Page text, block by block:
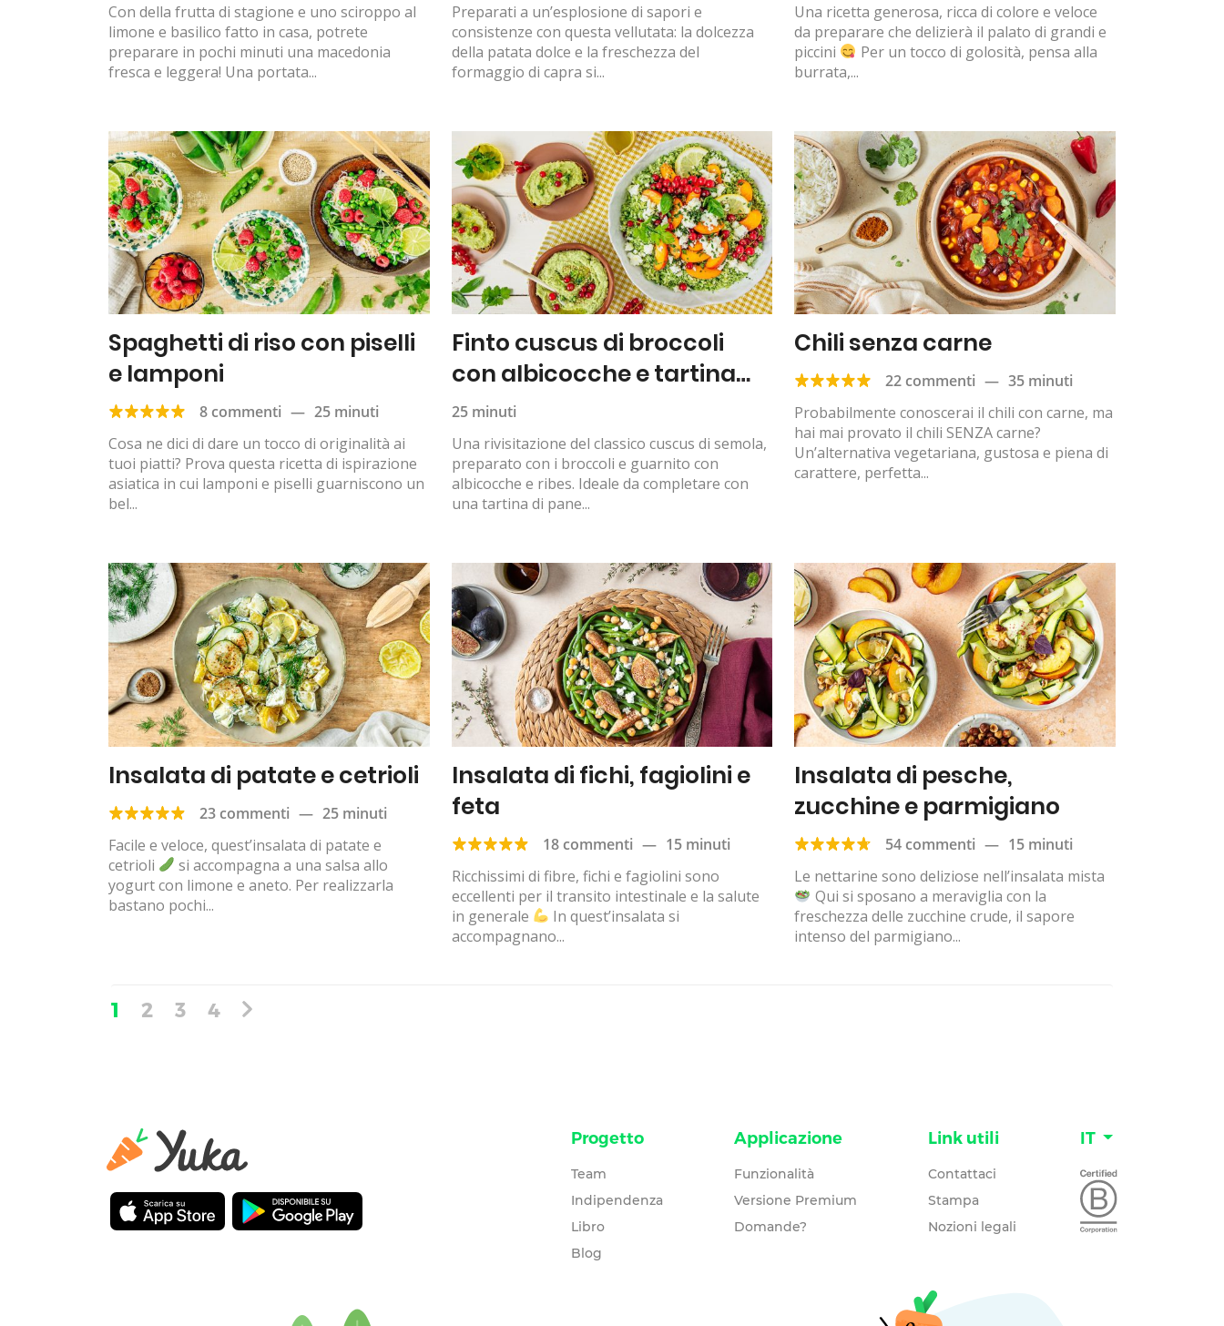
Con della frutta di stagione e uno sciroppo al
limone e basilico fatto in casa, potrete
preparare in pochi minuti una macedonia
fresca e leggera! Una portata...
Preparati a un’esplosione di sapori e
consistenze con questa vellutata: la dolcezza
della patata dolce e la freschezza del
formaggio di capra si...
Una ricetta generosa, ricca di colore e veloce
da preparare che delizierà il palato di grandi e
piccini
Per un tocco di golosità, pensa alla
burrata,...
Spaghetti di riso con piselli
e lamponi
8 commenti — 25 minuti
Cosa ne dici di dare un tocco di originalità ai
tuoi piatti? Prova questa ricetta di ispirazione
asiatica in cui lamponi e piselli guarniscono un
bel...
Finto cuscus di broccoli
con albicocche e tartina
all’hummus
25 minuti
Una rivisitazione del classico cuscus di semola,
preparato con i broccoli e guarnito con
albicocche e ribes. Ideale da completare con
una tartina di pane...
Chili senza carne
22 commenti — 35 minuti
Probabilmente conoscerai il chili con carne, ma
hai mai provato il chili SENZA carne?
Un’alternativa vegetariana, gustosa e piena di
carattere, perfetta...
Insalata di patate e cetrioli
23 commenti — 25 minuti
Facile e veloce, quest’insalata di patate e
cetrioli
si accompagna a una salsa allo
yogurt con limone e aneto. Per realizzarla
bastano pochi...
Insalata di fichi, fagiolini e
feta
18 commenti — 15 minuti
Ricchissimi di fibre, fichi e fagiolini sono
eccellenti per il transito intestinale e la salute
in generale
In quest’insalata si
accompagnano...
Insalata di pesche,
zucchine e parmigiano
54 commenti — 15 minuti
Le nettarine sono deliziose nell’insalata mista
Qui si sposano a meraviglia con la
freschezza delle zucchine crude, il sapore
intenso del parmigiano...
1 2 3 4
Progetto
Team
Indipendenza
Libro
Blog
Applicazione
Funzionalità
Versione Premium
Domande?
Link utili
Contattaci
Stampa
Nozioni legali
IT